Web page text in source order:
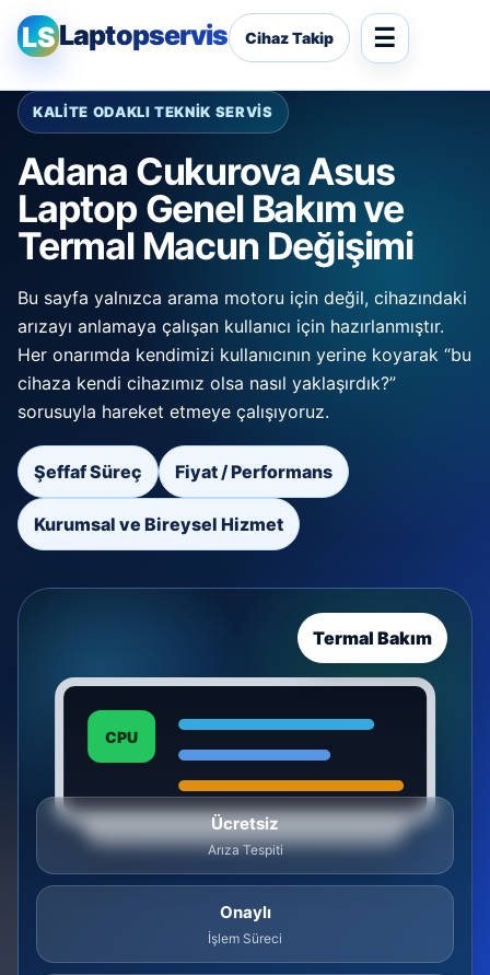
LSLaptopservis Cihaz Takip
KALİTE ODAKLI TEKNİK SERVİS
Adana Cukurova Asus
Laptop Genel Bakım ve
Termal Macun Değişimi
Bu sayfa yalnızca arama motoru için değil, cihazındaki
arızayı anlamaya çalışan kullanıcı için hazırlanmıştır.
Her onarımda kendimizi kullanıcının yerine koyarak “bu
cihaza kendi cihazımız olsa nasıl yaklaşırdık?”
sorusuyla hareket etmeye çalışıyoruz.
Şeffaf Süreç Fiyat / Performans
Kurumsal ve Bireysel Hizmet
CPU
Termal Bakım
Ücretsiz
Arıza Tespiti
Onaylı
İşlem Süreci